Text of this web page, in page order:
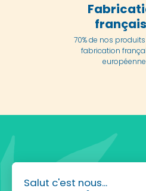
Salut c'est nous...
70% de nos
fabrication
européenne